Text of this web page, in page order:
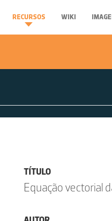
RECURSOS WIKI
TÍTULO
Equação vectorial